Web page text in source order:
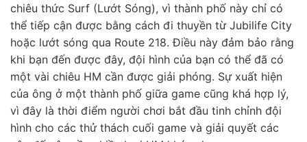
chiêu thức Surf (Lướt Sóng), vì thành phố này chỉ có
thể tiếp cận được bằng cách đi thuyền từ Jubilife City
hoặc lướt sóng qua Route 218. Điều này đảm bảo rằng
khi bạn đến được đây, đội hình của bạn có thể đã có
một vài chiêu HM cần được giải phóng. Sự xuất hiện
của ông ở một thành phố giữa game cũng khá hợp lý,
vì đây là thời điểm người chơi bắt đầu tinh chỉnh đội
hình cho các thử thách cuối game và giải quyết các